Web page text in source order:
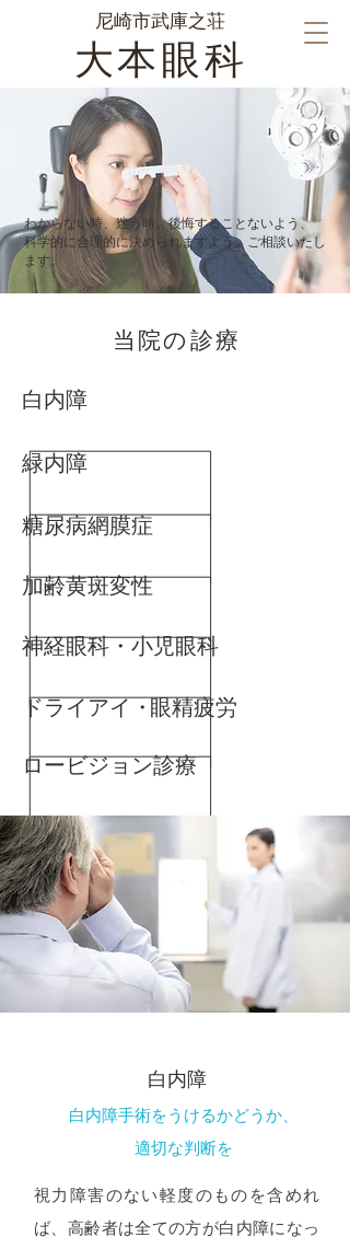
尼崎市武庫之荘
大本眼科
わからない時、迷う時。後悔することないよう、
科学的に合理的に決められますよう、ご相談いたし
ます。
当院の診療
白内障
緑内障
糖尿病網膜症
加齢黄斑変性
神経眼科・小児眼科
ドライアイ・​眼精疲労
ロービジョン診療
白内障
白内障手術をうけるかどうか、
適切な判断を
視力障害のない軽度のものを含めれ
ば、高齢者は全ての方が白内障になっ